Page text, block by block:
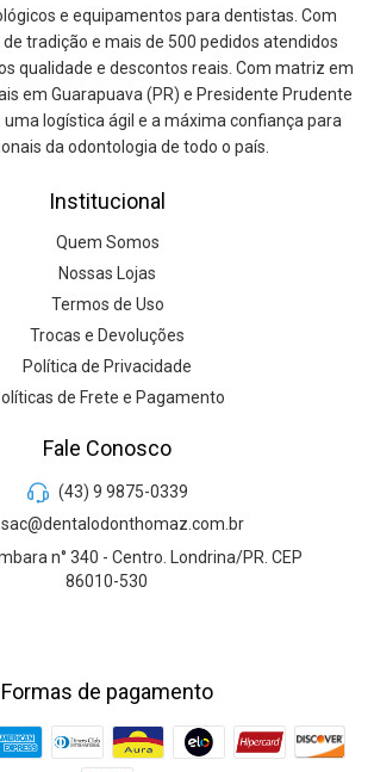
e equipamentos para dentistas. Com
tradição e mais de 500 pedidos atendidos
qualidade e descontos reais. Com matriz em
em Guarapuava (PR) e Presidente Prudente
logística ágil e a máxima confiança para
da odontologia de todo o país.
Institucional
Quem Somos
Nossas Lojas
Termos de Uso
Trocas e Devoluções
Política de Privacidade
de Frete e Pagamento
Fale Conosco
(43) 9 9875-0339
sac@dentalodonthomaz.com.br
n° 340 - Centro. Londrina/PR. CEP
86010-530
Formas de pagamento